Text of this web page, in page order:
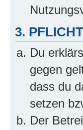
3.
Du
gegen
dass du
setzen
Der